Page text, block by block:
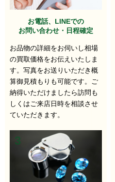
お電話、LINEでの
お問い合わせ・日程確定
お品物の詳細をお伺いし相場
の買取価格をお伝えいたしま
す。写真をお送りいただき概
算御見積もりも可能です。ご
納得いただけましたら訪問も
しくはご来店日時を相談させ
ていただきます。
3